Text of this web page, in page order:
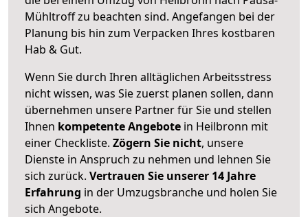
Mühltroff zu beachten sind. Angefangen bei der
Planung bis hin zum Verpacken Ihres kostbaren
Hab & Gut.
Wenn Sie durch Ihren alltäglichen Arbeitsstress
nicht wissen, was Sie zuerst planen sollen, dann
übernehmen unsere Partner für Sie und stellen
Ihnen kompetente Angebote in Heilbronn mit
einer Checkliste. Zögern Sie nicht, unsere
Dienste in Anspruch zu nehmen und lehnen Sie
sich zurück. Vertrauen Sie unserer 14 Jahre
Erfahrung in der Umzugsbranche und holen Sie
sich Angebote.